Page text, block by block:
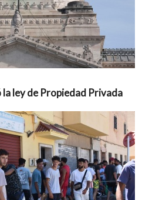
ley de Propiedad Privada